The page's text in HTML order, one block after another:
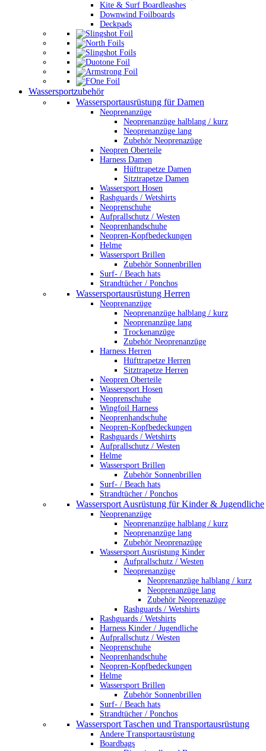
Kite & Surf Boardleashes
Downwind Foilboards
Deckpads
Wassersportzubehör
Wassersportausrüstung für Damen
Neoprenanzüge
Neoprenanzüge halblang / kurz
Neoprenanzüge lang
Zubehör Neoprenazüge
Neopren Oberteile
Harness Damen
Hüfttrapetze Damen
Sitztrapetze Damen
Wassersport Hosen
Rashguards / Wetshirts
Neoprenschuhe
Aufprallschutz / Westen
Neoprenhandschuhe
Neopren-Kopfbedeckungen
Helme
Wassersport Brillen
Zubehör Sonnenbrillen
Surf- / Beach hats
Strandtücher / Ponchos
Wassersportausrüstung Herren
Neoprenanzüge
Neoprenanzüge halblang / kurz
Neoprenanzüge lang
Trockenanzüge
Zubehör Neoprenanzüge
Harness Herren
Hüfttrapetze Herren
Sitztrapetze Herren
Neopren Oberteile
Wassersport Hosen
Neoprenschuhe
Wingfoil Harness
Neoprenhandschuhe
Neopren-Kopfbedeckungen
Rashguards / Wetshirts
Aufprallschutz / Westen
Helme
Wassersport Brillen
Zubehör Sonnenbrillen
Surf- / Beach hats
Strandtücher / Ponchos
Wassersport Ausrüstung für Kinder & Jugendliche
Neoprenanzüge
Neoprenanzüge halblang / kurz
Neoprenanzüge lang
Zubehör Neoprenazüge
Wassersport Ausrüstung Kinder
Aufprallschutz / Westen
Neoprenanzüge
Neoprenanzüge halblang / kurz
Neoprenanzüge lang
Zubehör Neoprenazüge
Rashguards / Wetshirts
Rashguards / Wetshirts
Harness Kinder / Jugendliche
Aufprallschutz / Westen
Neoprenschuhe
Neoprenhandschuhe
Neopren-Kopfbedeckungen
Helme
Wassersport Brillen
Zubehör Sonnenbrillen
Surf- / Beach hats
Strandtücher / Ponchos
Wassersport Taschen und Transportausrüstung
Andere Transportausrüstung
Boardbags